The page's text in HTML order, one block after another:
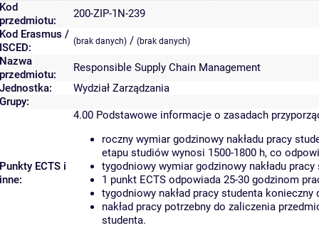
Kod
przedmiotu:
200-ZIP-1N-239
Kod Erasmus /
ISCED:
(brak danych) / (brak danych)
Nazwa
przedmiotu:
Responsible Supply Chain Management
Jednostka:
Wydział Zarządzania
Grupy:
Punkty ECTS i
inne:
4.00 Podstawowe informacje o zasadach
roczny wymiar godzinowy nakładu pracy
etapu studiów wynosi 1500-1800 h, co
tygodniowy wymiar godzinowy nakładu
1 punkt ECTS odpowiada 25-30 godzinom
tygodniowy nakład pracy studenta
nakład pracy potrzebny do zaliczenia
studenta.